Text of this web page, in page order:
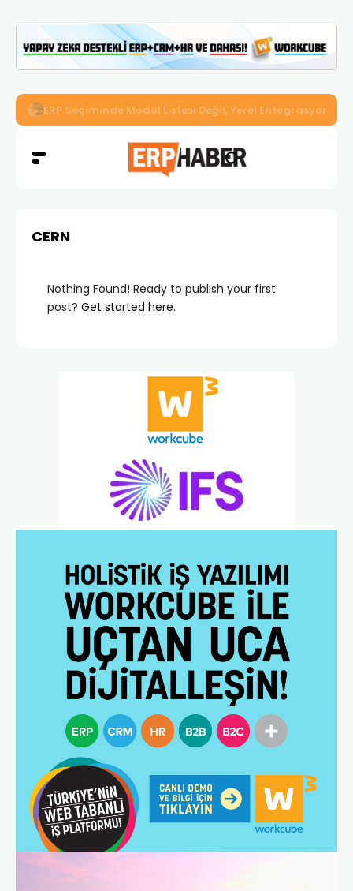
İkizler Aydınlatma, Workcube ERP ile Üretim, Satış ve
CERN
Nothing Found! Ready to publish your first
post? Get started here.